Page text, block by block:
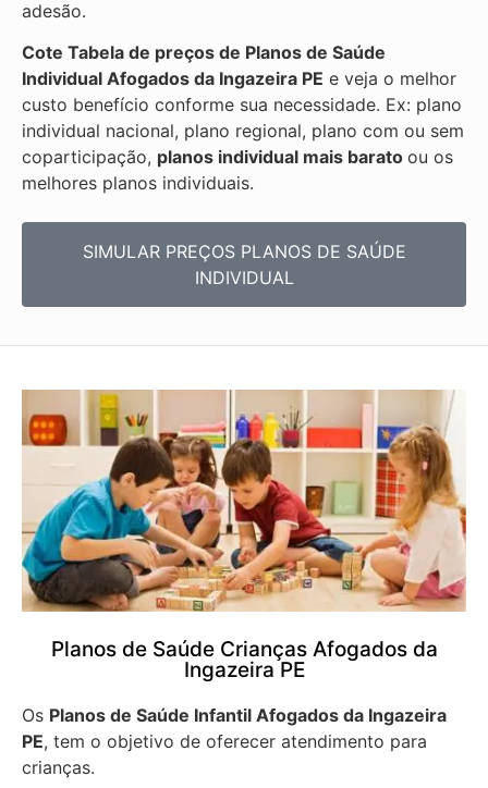
adesão.
Cote Tabela de preços de Planos de Saúde
Individual Afogados da Ingazeira PE e veja o melhor
custo benefício conforme sua necessidade. Ex: plano
individual nacional, plano regional, plano com ou sem
coparticipação, planos individual mais barato ou os
melhores planos individuais.
SIMULAR PREÇOS PLANOS DE SAÚDE
INDIVIDUAL
Planos de Saúde Crianças Afogados da
Ingazeira PE
Os Planos de Saúde Infantil Afogados da Ingazeira
PE, tem o objetivo de oferecer atendimento para
crianças.